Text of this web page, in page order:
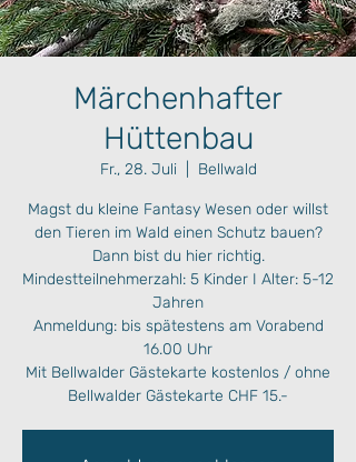
Märchenhafter
Hüttenbau
Fr., 28. Juli
  |
Bellwald
Magst du kleine Fantasy Wesen oder willst
den Tieren im Wald einen Schutz bauen?
Dann bist du hier richtig.
Mindestteilnehmerzahl: 5 Kinder I Alter: 5-12
Jahren
Anmeldung: bis spätestens am Vorabend
16.00 Uhr
Mit Bellwalder Gästekarte kostenlos / ohne